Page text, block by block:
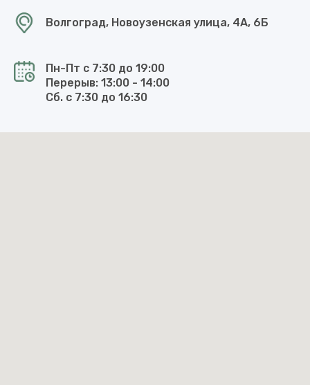
Волгоград, Новоузенская улица, 4А, 6Б
Пн-Пт с 7:30 до 19:00
Перерыв: 13:00 - 14:00
Сб. с 7:30 до 16:30